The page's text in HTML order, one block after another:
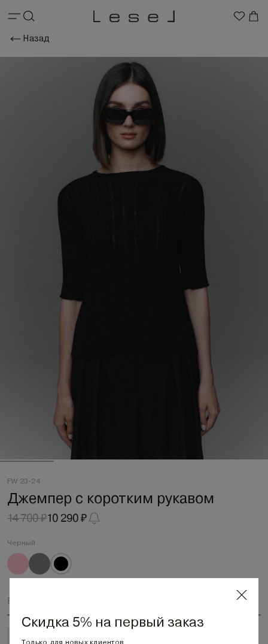
Назад
FW 23-24
Джемпер с коротким рукавом
14 700 ₽10 290 ₽
Черный
Выберите размер
В корзину • 10 290 ₽
Скидка 5% на первый заказ
Только для новых клиентов